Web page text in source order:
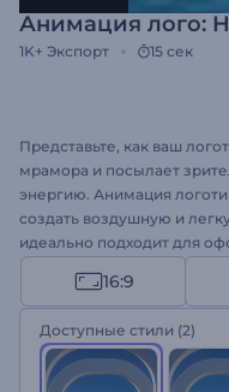
Анимация лого:
1K+ Экспорт 15 сек
Представьте, как ваш
мрамора и посылает
энергию. Анимация
создать воздушную и
идеально подходит для
YouTube-каналов, промо
Загрузите свой логотип
анимацию за пару минут!
16:9
Доступные стили (2)